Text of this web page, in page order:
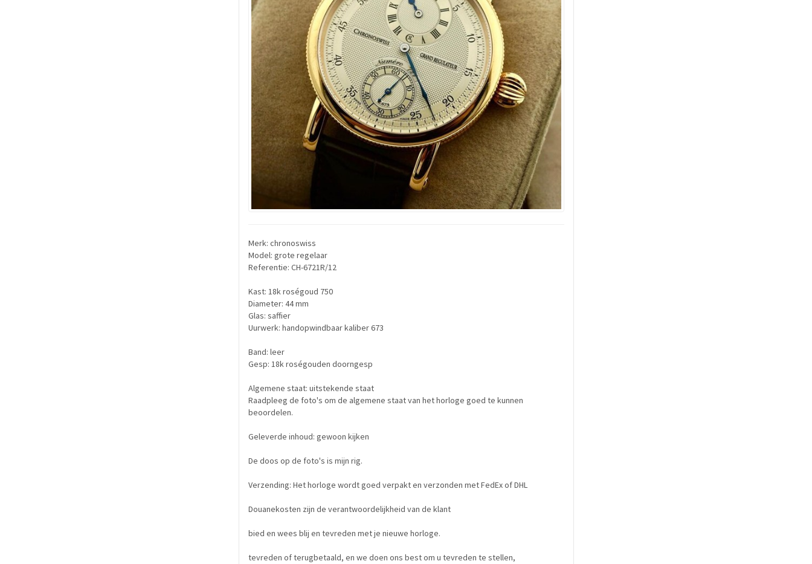
Merk: chronoswiss
Model: grote regelaar
Referentie: CH-6721R/12
Kast: 18k roségoud 750
Diameter: 44 mm
Glas: saffier
Uurwerk: handopwindbaar kaliber 673
Band: leer
Gesp: 18k roségouden doorngesp
Algemene staat: uitstekende staat
Raadpleeg de foto's om de algemene staat van het horloge goed te kunnen
beoordelen.
Geleverde inhoud: gewoon kijken
De doos op de foto's is mijn rig.
Verzending: Het horloge wordt goed verpakt en verzonden met FedEx of DHL
Douanekosten zijn de verantwoordelijkheid van de klant
bied en wees blij en tevreden met je nieuwe horloge.
tevreden of terugbetaald, en we doen ons best om u tevreden te stellen,